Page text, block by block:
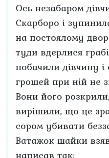
Ось незабаром
Скарборо і
на постоялому
туди вдерлися
побачили дівчину
грошей при ній не
Вони його
вирішили, що це
сором убивати
Ватажок шайки
написав так: